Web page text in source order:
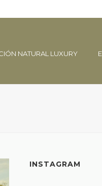
NATURAL LUXURY
INSTAGRAM